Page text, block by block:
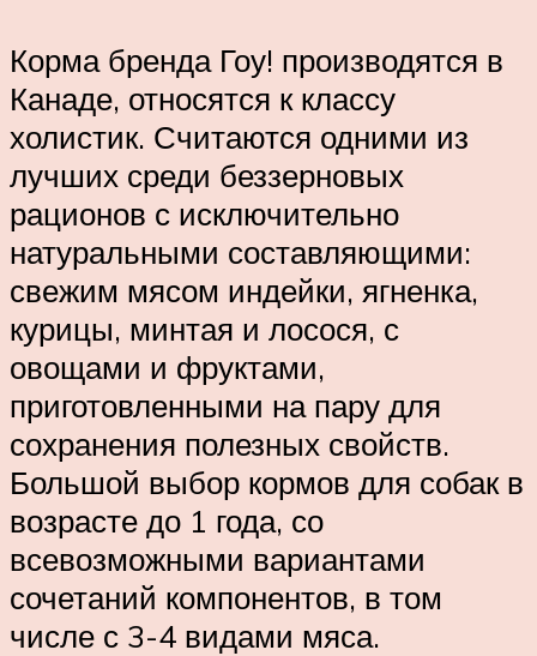
Корма бренда Гоу! производятся в
Канаде, относятся к классу
холистик. Считаются одними из
лучших среди беззерновых
рационов с исключительно
натуральными составляющими:
свежим мясом индейки, ягненка,
курицы, минтая и лосося, с
овощами и фруктами,
приготовленными на пару для
сохранения полезных свойств.
Большой выбор кормов для собак в
возрасте до 1 года, со
всевозможными вариантами
сочетаний компонентов, в том
числе с 3-4 видами мяса.